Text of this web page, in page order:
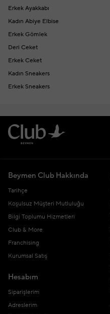
Erkek Ayakkabı
Kadın Abiye Elbise
Erkek Gömlek
Deri Ceket
Erkek Ceket
Kadın Sneakers
Erkek Sneakers
Beymen Club Hakkında
Tarihçe
Koşulsuz Müşteri Mutluluğu
Bilgi Toplumu Hizmetleri
Club & More
Franchising
Kurumsal Satış
Hesabım
Siparişlerim
Adreslerim